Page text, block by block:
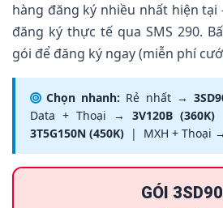
5. Nhóm Gói Chuyên Data 3
6. Nhóm Gói Combo Data +
7. Nhóm Gói Combo MXH 3
Giá Gói Mạng Viettel 3 Tháng
9. Lưu Ý Khi Đăng Ký
10. Cách Đăng Ký Qua SMS 290
So Sánh Gói 3T – 6T – 12T
hàng đăng ký nhiều nhất hiện
đăng ký thực tế qua SMS 290.
gói để đăng ký ngay (miễn phí
Chọn nhanh: Rẻ nhất →
Data + Thoại → 3V120B (360K)|
3T5G150N (450K) | MXH + Thoại →
GÓI 3SD90